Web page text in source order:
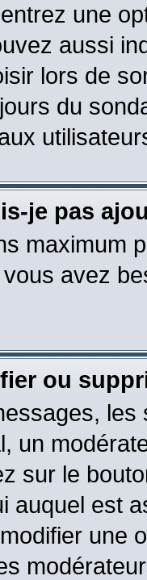
une
aussi
lors de
du
je pas
maximum
vous avez
ou
un
sur le
auquel est
une